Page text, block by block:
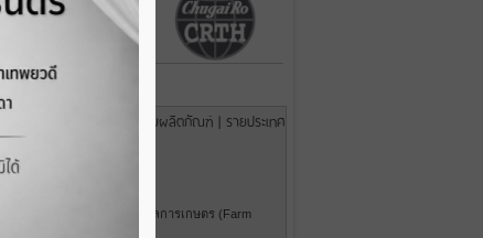
รายผลิตภัณฑ์ | รายประเทศ
เครื่องจักรกลการเกษตร (Farm